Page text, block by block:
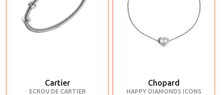
Cartier
ECROU DE CARTIER
Chopard
HAPPY DIAMONDS ICONS